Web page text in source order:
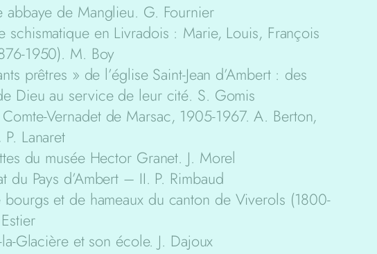
abbaye de Manglieu. G. Fournier
schismatique en Livradois : Marie, Louis, François
1950). M. Boy
prêtres » de l’église Saint-Jean d’Ambert : des
Dieu au service de leur cité. S. Gomis
Vernadet de Marsac, 1905-1967. A. Berton,
Lanaret
du musée Hector Granet. J. Morel
du Pays d’Ambert – II. P. Rimbaud
bourgs et de hameaux du canton de Viverols (1800-
la-Glacière et son école. J. Dajoux